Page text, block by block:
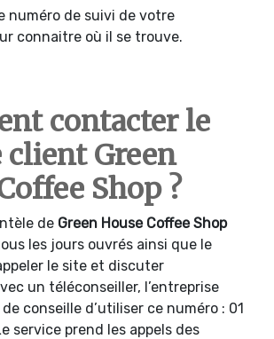
numéro de suivi de votre
connaitre où il se trouve.
contacter le
client Green
Shop ?
de Green House Coffee Shop
les jours ouvrés ainsi que le
le site et discuter
un téléconseiller, l’entreprise
conseille d’utiliser ce numéro : 01
service prend les appels des